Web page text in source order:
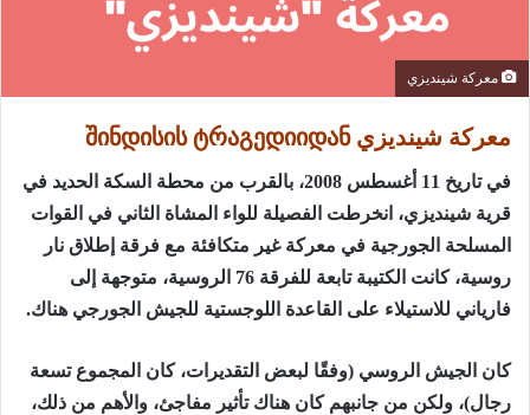
معركة شينديزي
معركة شينديزي შინდისის ტრაგედიიდან
في تاريخ 11 أغسطس 2008، بالقرب من محطة السكة الحديد في
قرية شينديزي، انخرطت الفصيلة للواء المشاة الثاني في القوات
المسلحة الجورجية في معركة غير متكافئة مع فرقة إطلاق نار
روسية، كانت الكتيبة تابعة للفرقة 76 الروسية، متوجهة إلى
فارياني للاستيلاء على القاعدة اللوجستية للجيش الجورجي هناك.
كان الجيش الروسي (وفقًا لبعض التقديرات، كان المجموع تسعة
رجال)، ولكن من جانبهم كان هناك تأثير مفاجئ، والأهم من ذلك،